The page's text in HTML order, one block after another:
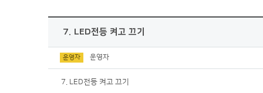
7. LED전등 켜고 끄기
운영자 운영자
7. LED전등 켜고 끄기